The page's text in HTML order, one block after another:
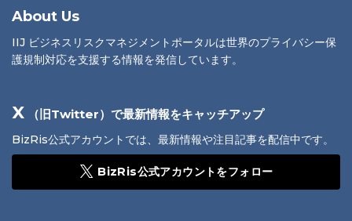
About Us
IIJ ビジネスリスクマネジメントポータルは世界のプライバシー保
護規制対応を支援する情報を発信しています。
X （旧Twitter）で最新情報をキャッチアップ
BizRis公式アカウントでは、最新情報や注目記事を配信中です。
BizRis公式アカウントをフォロー